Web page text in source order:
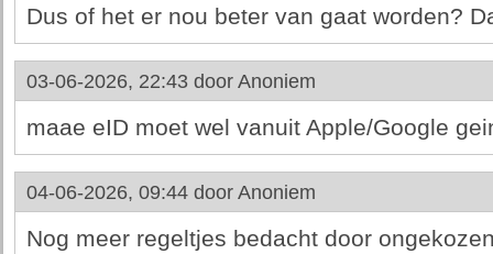
Dus of het er nou beter van gaat worden?
03-06-2026, 22:43 door Anoniem
maae eID moet wel vanuit Apple/Google
04-06-2026, 09:44 door Anoniem
Nog meer regeltjes bedacht door